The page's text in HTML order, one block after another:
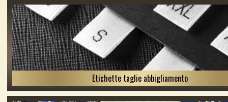
Etichette taglie abbigliamento